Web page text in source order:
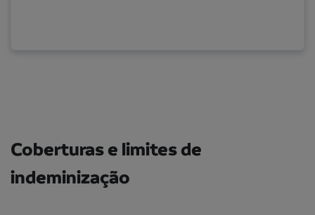
Coberturas e limites de
indeminização